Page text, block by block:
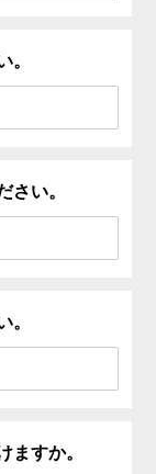
。
さい。
。
ますか。